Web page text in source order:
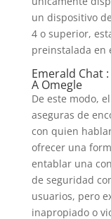
un dispositivo
4 o superior,
preinstalada en
Emerald Chat
A Omegle
De este modo,
aseguras de
con quien
ofrecer una
entablar una
de seguridad
usuarios, pero
inapropiado o